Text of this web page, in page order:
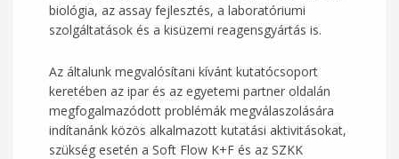
biológia, az assay fejlesztés, a laboratóriumi
szolgáltatások és a kisüzemi reagensgyártás is.
Az általunk megvalósítani kívánt kutatócsoport
keretében az ipar és az egyetemi partner oldalán
megfogalmazódott problémák megválaszolására
indítanánk közös alkalmazott kutatási aktivitásokat,
szükség esetén a Soft Flow K+F és az SZKK